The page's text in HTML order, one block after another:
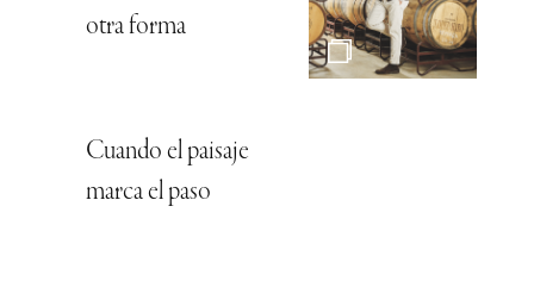
otra forma
Cuando el paisaje
marca el paso